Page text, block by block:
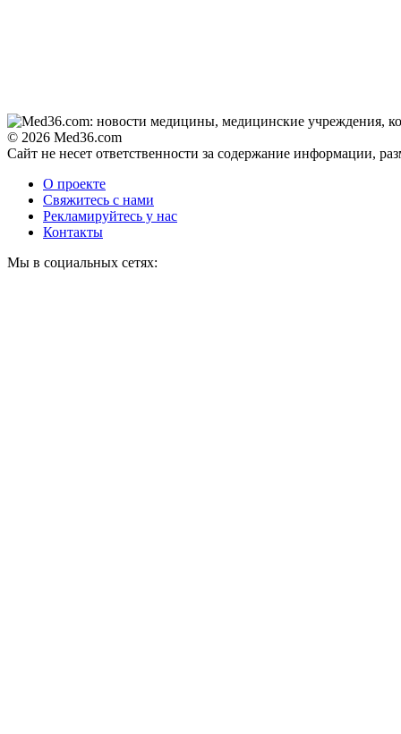
© 2026 Med36.com
Сайт не несет ответственности за содержание информации,
О проекте
Свяжитесь с нами
Рекламируйтесь у нас
Контакты
Мы в социальных сетях: